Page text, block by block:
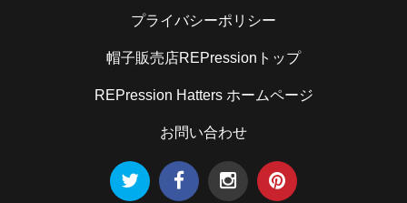
詳しく見る
に限り、返品を承ります。お手元に到着後5日以内にご連絡
客様ご負担となりますので予めご了承ください。
詳しく見る
サイズのはかり方
メール：shop@rep-hat.comプライバシーポリシー
帽子販売店REPressionトップ
REPression Hatters ホームページ
お問い合わせ